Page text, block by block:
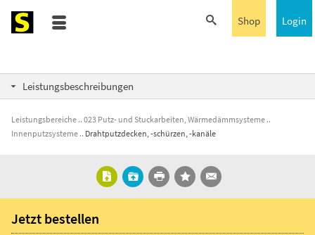
Login
Shop
Leistungsbeschreibungen
Leistungsbereiche
023 Putz- und Stuckarbeiten, Wärmedämmsysteme
Innenputzsysteme
Drahtputzdecken, -schürzen, -kanäle
Jetzt bestellen